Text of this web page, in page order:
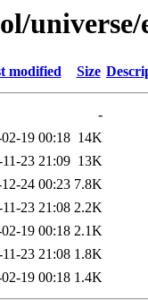
universe/
modified Size
-
19 00:18 14K
23 21:09 13K
24 00:23 7.8K
23 21:08 2.2K
19 00:18 2.1K
23 21:08 1.8K
19 00:18 1.4K